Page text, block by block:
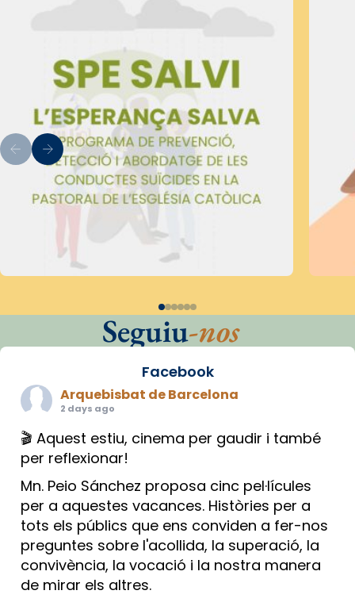
Seguiu-nos
Facebook
Arquebisbat de Barcelona
2 days ago
🎬 Aquest estiu, cinema per gaudir i també
per reflexionar!
Mn. Peio Sánchez proposa cinc pel·lícules
per a aquestes vacances. Històries per a
tots els públics que ens conviden a fer-nos
preguntes sobre l'acollida, la superació, la
convivència, la vocació i la nostra manera
de mirar els altres.